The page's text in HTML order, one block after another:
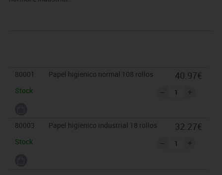
80001
Papel higienico normal 108 rollos
Stock
40.97€
80003
Papel higienico industrial 18 rollos
Stock
32.27€